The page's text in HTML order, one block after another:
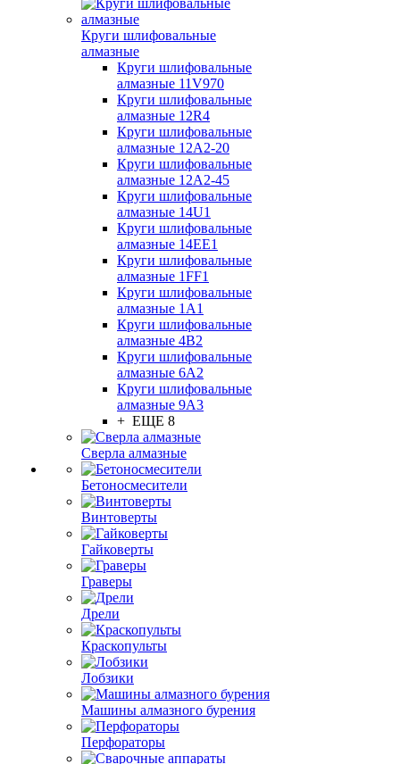
Круги шлифовальные
алмазные
Круги шлифовальные
алмазные 11V970
Круги шлифовальные
алмазные 12R4
Круги шлифовальные
алмазные 12А2-20
Круги шлифовальные
алмазные 12А2-45
Круги шлифовальные
алмазные 14U1
Круги шлифовальные
алмазные 14ЕЕ1
Круги шлифовальные
алмазные 1FF1
Круги шлифовальные
алмазные 1А1
Круги шлифовальные
алмазные 4В2
Круги шлифовальные
алмазные 6A2
Круги шлифовальные
алмазные 9А3
+ ЕЩЕ 8
Сверла алмазные
Бетоносмесители
Винтоверты
Гайковерты
Граверы
Дрели
Краскопульты
Лобзики
Машины алмазного бурения
Перфораторы